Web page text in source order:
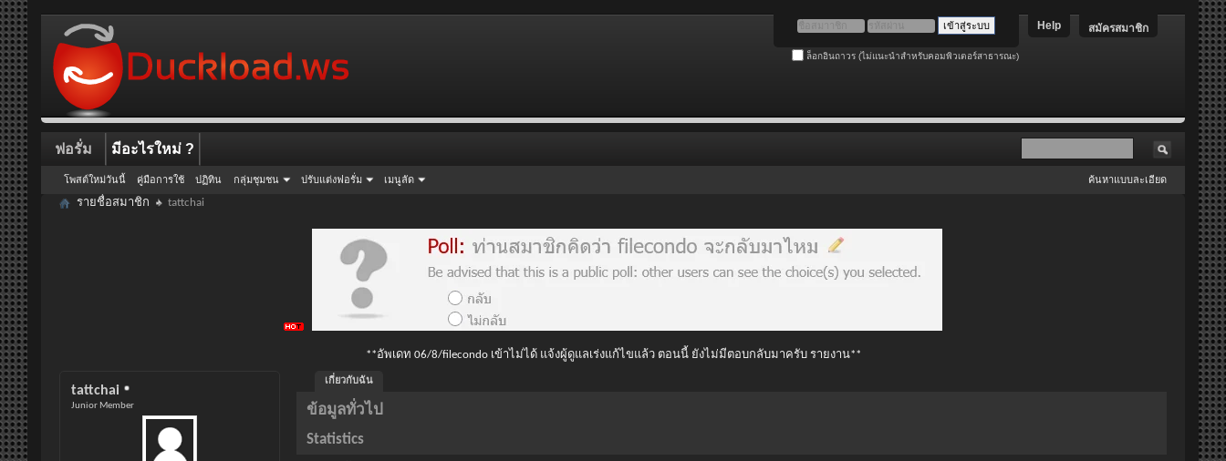
สมัครสมาชิก
Help
ล็อกอินถาวร (ไม่แนะนำสำหรับคอมพิวเตอร์สาธารณะ)
ฟอรั่ม
โพสต์ใหม่วันนี้ คู่มือการใช้ ปฏิทิน กลุ่มชุมชน ปรับแต่งฟอรั่ม เมนูลัด
มีอะไรใหม่ ?
ค้นหาแบบละเอียด
รายชื่อสมาชิก tattchai
**อัพเดท 06/8/filecondo เข้าไม่ได้ แจ้งผู้ดูแลเร่งแก้ไขแล้ว ตอนนี้ ยังไม่มีตอบกลับมาครับ รายงาน**
tattchai
Junior Member
เกี่ยวกับฉัน
ข้อมูลทั่วไป
Statistics